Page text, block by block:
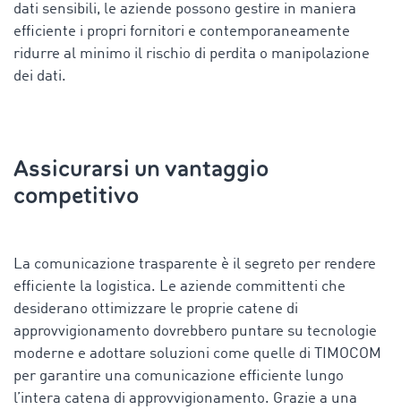
dati sensibili, le aziende possono gestire in maniera
efficiente i propri fornitori e contemporaneamente
ridurre al minimo il rischio di perdita o manipolazione
dei dati.
Assicurarsi un vantaggio
competitivo
La comunicazione trasparente è il segreto per rendere
efficiente la logistica. Le aziende committenti che
desiderano ottimizzare le proprie catene di
approvvigionamento dovrebbero puntare su tecnologie
moderne e adottare soluzioni come quelle di TIMOCOM
per garantire una comunicazione efficiente lungo
l’intera catena di approvvigionamento. Grazie a una